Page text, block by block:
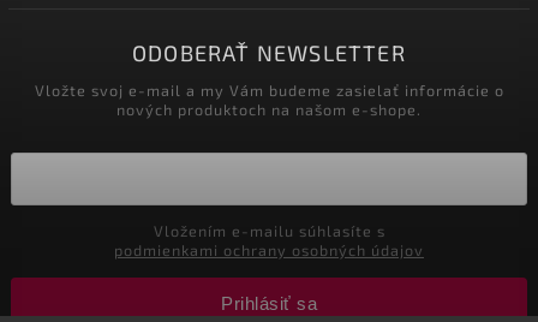
ODOBERAŤ NEWSLETTER
Vložte svoj e-mail a my Vám budeme zasielať informácie o
nových produktoch na našom e-shope.
podmienkami ochrany osobných údajov
Prihlásiť sa